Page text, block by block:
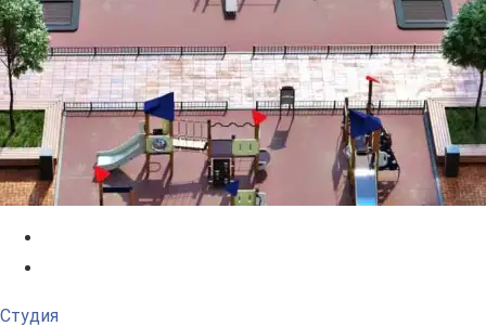
Студия